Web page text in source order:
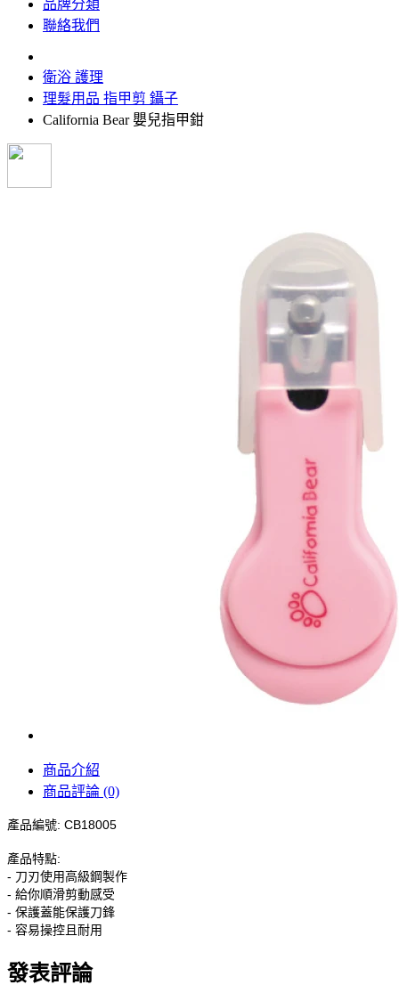
品牌分類
聯絡我們
衛浴 護理
理髮用品 指甲剪 鑷子
California Bear 嬰兒指甲鉗
商品介紹
商品評論 (0)
產品編號: CB18005
產品特點:
- 刀刃使用高級鋼製作
- 給你順滑剪動感受
- 保護蓋能保護刀鋒
- 容易操控且耐用
發表評論